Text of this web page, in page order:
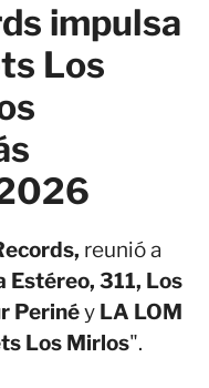
impulsa
Los
reunió a
Estéreo, 311, Los
Perinéy LA LOM
Los Mirlos".